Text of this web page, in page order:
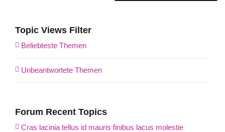
Topic Views Filter
Beliebteste Themen
Unbeantwortete Themen
Forum Recent Topics
Cras lacinia tellus id mauris finibus lacus molestie